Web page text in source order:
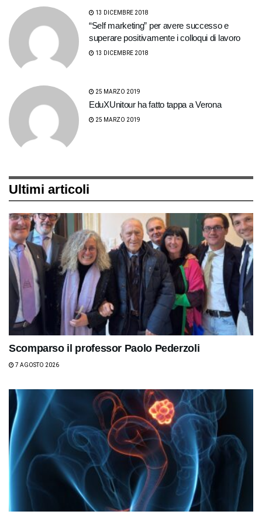
13 DICEMBRE 2018
“Self marketing” per avere successo e
superare positivamente i colloqui di lavoro
13 DICEMBRE 2018
25 MARZO 2019
EduXUnitour ha fatto tappa a Verona
25 MARZO 2019
Ultimi articoli
Scomparso il professor Paolo Pederzoli
7 AGOSTO 2026